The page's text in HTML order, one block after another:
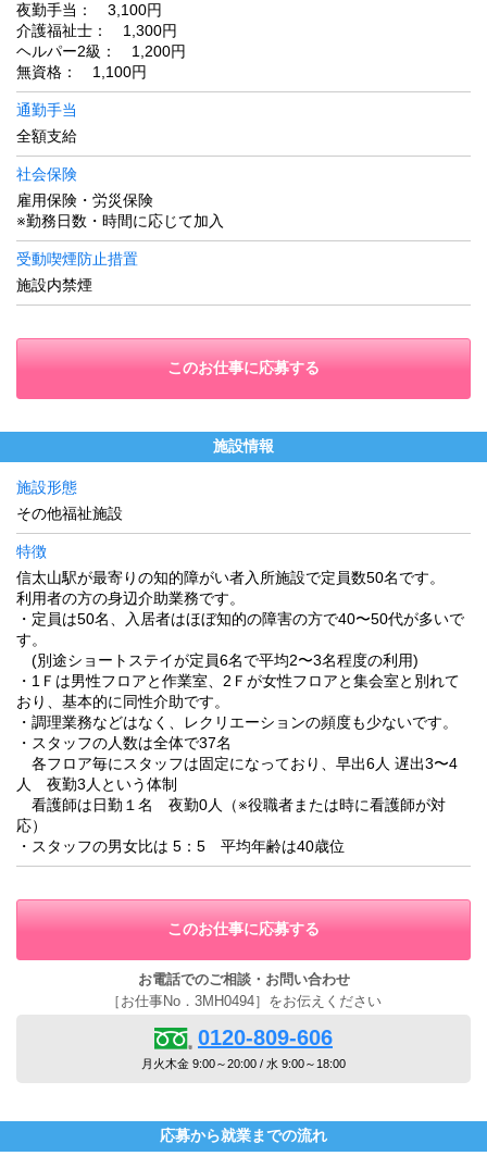
夜勤手当： 3,100円
介護福祉士： 1,300円
ヘルパー2級： 1,200円
無資格： 1,100円
通勤手当
全額支給
社会保険
雇用保険・労災保険
※勤務日数・時間に応じて加入
受動喫煙防止措置
施設内禁煙
このお仕事に応募する
施設情報
施設形態
その他福祉施設
特徴
信太山駅が最寄りの知的障がい者入所施設で定員数50名です。
利用者の方の身辺介助業務です。
・定員は50名、入居者はほぼ知的の障害の方で40〜50代が多いで
す。
(別途ショートステイが定員6名で平均2〜3名程度の利用)
・1Ｆは男性フロアと作業室、2Ｆが女性フロアと集会室と別れて
おり、基本的に同性介助です。
・調理業務などはなく、レクリエーションの頻度も少ないです。
・スタッフの人数は全体で37名
各フロア毎にスタッフは固定になっており、早出6人 遅出3〜4
人 夜勤3人という体制
看護師は日勤１名 夜勤0人（※役職者または時に看護師が対
応）
・スタッフの男女比は 5：5 平均年齢は40歳位
このお仕事に応募する
お電話でのご相談・お問い合わせ
［お仕事No．3MH0494］をお伝えください
0120-809-606
月火木金 9:00～20:00 / 水 9:00～18:00
応募から就業までの流れ